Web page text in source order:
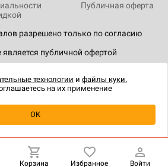
о наличии
разрешено только по согласию
публичной офертой
Публичная оферта
Корзина Избранное Войти
технологии и файлы куки.
на их применение
OK